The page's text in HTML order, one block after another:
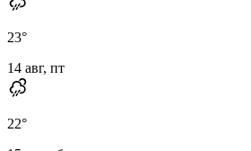
23°
14 авг, пт
22°